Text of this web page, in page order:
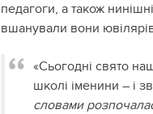
педагоги, а також
вшанували вони
«Сьогодні свято
школі іменини – і
словами